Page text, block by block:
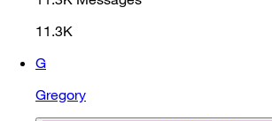
11.3K
G
Gregory